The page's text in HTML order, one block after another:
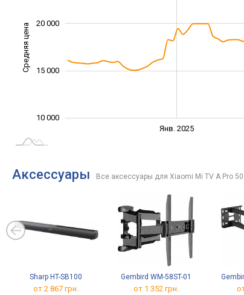
Средняя цена
10 000
20 000
15 000
Янв. 2025
Аксессуары Все аксессуары для Xiaomi Mi TV A Pro 50
Sharp HT-SB100
от 2 867 грн.
Gembird WM-58ST-01
от 1 352 грн.